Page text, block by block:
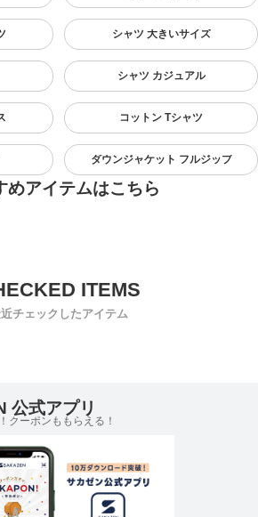
シャツ 大きいサイズ
シャツ カジュアル
コットン Tシャツ
ダウンジャケット フルジップ
めアイテムはこちら
チェックしたアイテム
公式アプリ
クーポンももらえる！